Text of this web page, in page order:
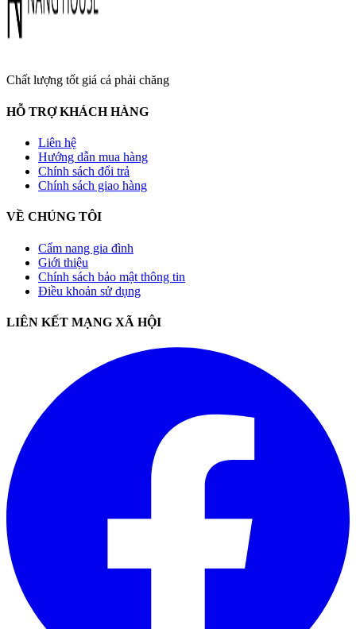
Chất lượng tốt giá cả phải chăng
HỖ TRỢ KHÁCH HÀNG
Liên hệ
Hướng dẫn mua hàng
Chính sách đổi trả
Chính sách giao hàng
VỀ CHÚNG TÔI
Cẩm nang gia đình
Giới thiệu
Chính sách bảo mật thông tin
Điều khoản sử dụng
LIÊN KẾT MẠNG XÃ HỘI